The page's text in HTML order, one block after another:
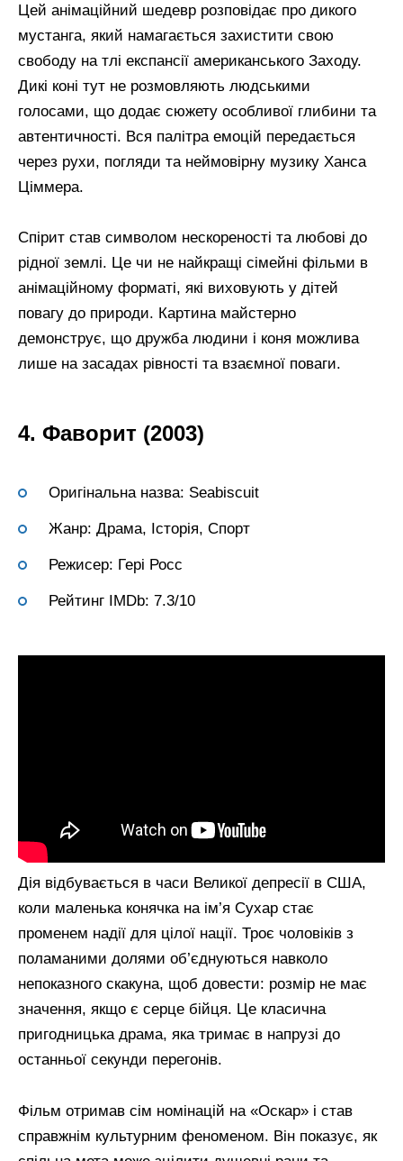
Цей анімаційний шедевр розповідає про дикого
мустанга, який намагається захистити свою
свободу на тлі експансії американського Заходу.
Дикі коні тут не розмовляють людськими
голосами, що додає сюжету особливої глибини та
автентичності. Вся палітра емоцій передається
через рухи, погляди та неймовірну музику Ханса
Ціммера.
Спірит став символом нескореності та любові до
рідної землі. Це чи не найкращі сімейні фільми в
анімаційному форматі, які виховують у дітей
повагу до природи. Картина майстерно
демонструє, що дружба людини і коня можлива
лише на засадах рівності та взаємної поваги.
4. Фаворит (2003)
Оригінальна назва: Seabiscuit
Жанр: Драма, Історія, Спорт
Режисер: Гері Росс
Рейтинг IMDb: 7.3/10
Дія відбувається в часи Великої депресії в США,
коли маленька конячка на ім’я Сухар стає
променем надії для цілої нації. Троє чоловіків з
поламаними долями об’єднуються навколо
непоказного скакуна, щоб довести: розмір не має
значення, якщо є серце бійця. Це класична
пригодницька драма, яка тримає в напрузі до
останньої секунди перегонів.
Фільм отримав сім номінацій на «Оскар» і став
справжнім культурним феноменом. Він показує, як